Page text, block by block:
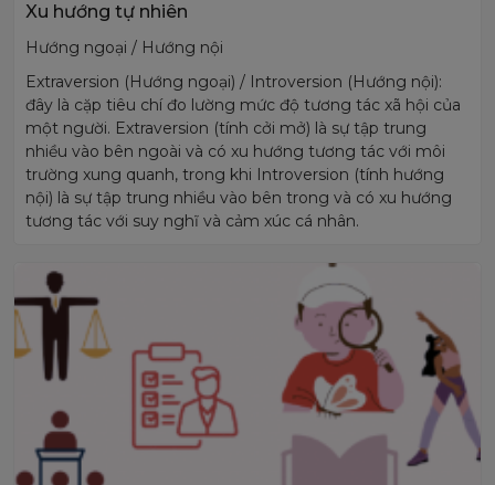
Xu hướng tự nhiên
Hướng ngoại / Hướng nội
Extraversion (Hướng ngoại) / Introversion (Hướng nội):
đây là cặp tiêu chí đo lường mức độ tương tác xã hội của
một người. Extraversion (tính cởi mở) là sự tập trung
nhiều vào bên ngoài và có xu hướng tương tác với môi
trường xung quanh, trong khi Introversion (tính hướng
nội) là sự tập trung nhiều vào bên trong và có xu hướng
tương tác với suy nghĩ và cảm xúc cá nhân.